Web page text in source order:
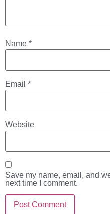
Name *
Email *
Website
Save my name, email, and
next time I comment.